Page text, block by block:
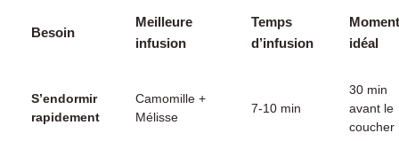
Besoin
Meilleure
infusion
Temps
d’infusion
Moment
idéal
S’endormir
rapidement
Camomille +
Mélisse
7-10 min
30 min
avant le
coucher